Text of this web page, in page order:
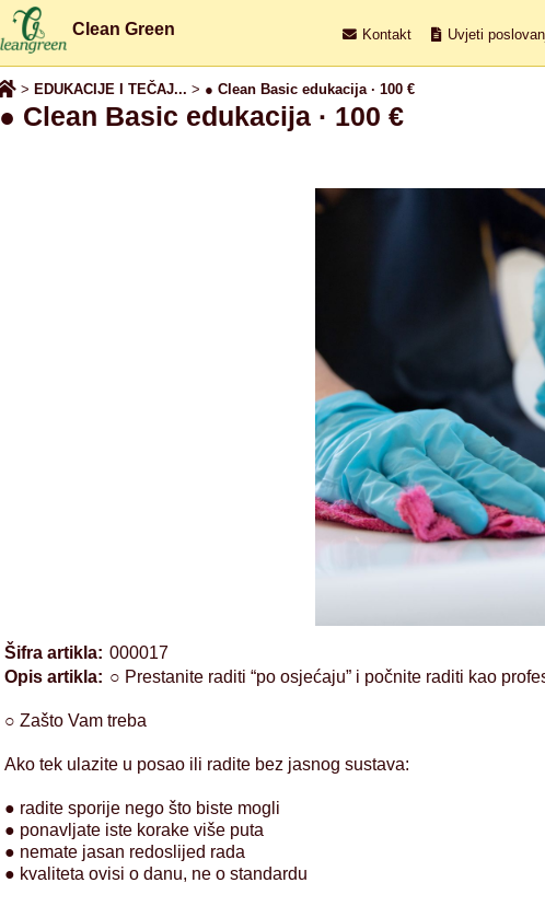
> EDUKACIJE I TEČAJ... > ● Clean Basic edukacija · 100 €
● Clean Basic edukacija · 100 €
Šifra artikla: 000017
Opis artikla: ○ Prestanite raditi “po osjećaju” i počnite raditi kao
○ Zašto Vam treba
Ako tek ulazite u posao ili radite bez jasnog sustava:
● radite sporije nego što biste mogli
● ponavljate iste korake više puta
● nemate jasan redoslijed rada
● kvaliteta ovisi o danu, ne o standardu
Clean Green Kontakt Uvjeti